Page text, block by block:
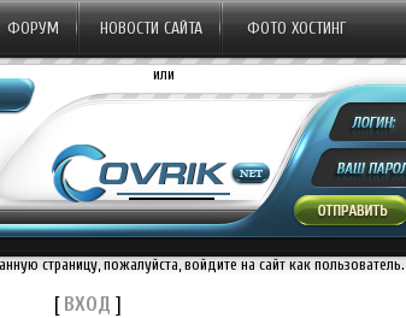
ФОРУМ НОВОСТИ САЙТА ФОТО ХОСТИНГ
или
страницу, пожалуйста, войдите на сайт как пользователь.
[ВХОД ]